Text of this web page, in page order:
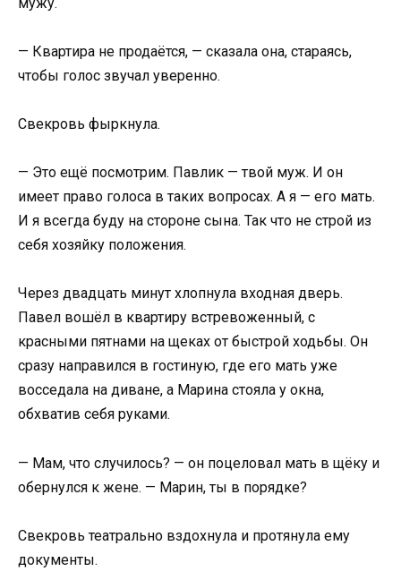
— Квартира не продаётся, — сказала она, стараясь,
чтобы голос звучал уверенно.
Свекровь фыркнула.
— Это ещё посмотрим. Павлик — твой муж. И он
имеет право голоса в таких вопросах. А я — его мать.
И я всегда буду на стороне сына. Так что не строй из
себя хозяйку положения.
Через двадцать минут хлопнула входная дверь.
Павел вошёл в квартиру встревоженный, с
красными пятнами на щеках от быстрой ходьбы. Он
сразу направился в гостиную, где его мать уже
восседала на диване, а Марина стояла у окна,
обхватив себя руками.
— Мам, что случилось? — он поцеловал мать в щёку и
обернулся к жене. — Марин, ты в порядке?
Свекровь театрально вздохнула и протянула ему
документы.